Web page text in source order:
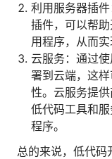
利用服务器插
插件，可以帮
用程序，从而实
云服务：通过
署到云端，这
性。云服务提
低代码工具和
程序。
总的来说，低代码